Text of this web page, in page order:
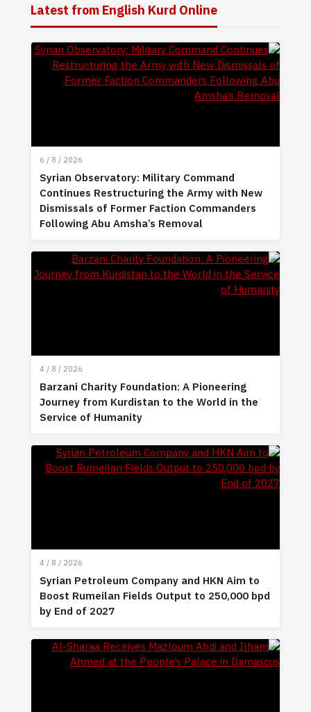
Latest from English Kurd Online
6 / 8 / 2026
Syrian Observatory: Military Command
Continues Restructuring the Army with New
Dismissals of Former Faction Commanders
Following Abu Amsha’s Removal
4 / 8 / 2026
Barzani Charity Foundation: A Pioneering
Journey from Kurdistan to the World in the
Service of Humanity
4 / 8 / 2026
Syrian Petroleum Company and HKN Aim to
Boost Rumeilan Fields Output to 250,000 bpd
by End of 2027